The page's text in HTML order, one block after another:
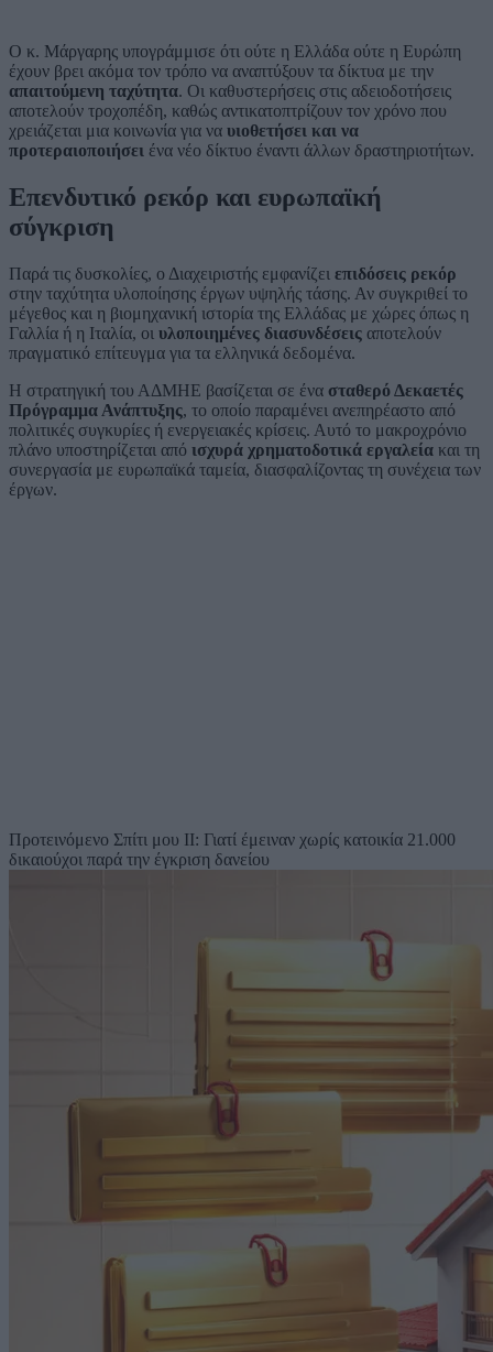
Ο κ. Μάργαρης υπογράμμισε ότι ούτε η Ελλάδα ούτε η Ευρώπη
έχουν βρει ακόμα τον τρόπο να αναπτύξουν τα δίκτυα με την
απαιτούμενη ταχύτητα. Οι καθυστερήσεις στις αδειοδοτήσεις
αποτελούν τροχοπέδη, καθώς αντικατοπτρίζουν τον χρόνο που
χρειάζεται μια κοινωνία για να υιοθετήσει και να
προτεραιοποιήσει ένα νέο δίκτυο έναντι άλλων δραστηριοτήτων.
Επενδυτικό ρεκόρ και ευρωπαϊκή
σύγκριση
Παρά τις δυσκολίες, ο Διαχειριστής εμφανίζει επιδόσεις ρεκόρ
στην ταχύτητα υλοποίησης έργων υψηλής τάσης. Αν συγκριθεί το
μέγεθος και η βιομηχανική ιστορία της Ελλάδας με χώρες όπως η
Γαλλία ή η Ιταλία, οι υλοποιημένες διασυνδέσεις αποτελούν
πραγματικό επίτευγμα για τα ελληνικά δεδομένα.
Η στρατηγική του ΑΔΜΗΕ βασίζεται σε ένα σταθερό Δεκαετές
Πρόγραμμα Ανάπτυξης, το οποίο παραμένει ανεπηρέαστο από
πολιτικές συγκυρίες ή ενεργειακές κρίσεις. Αυτό το μακροχρόνιο
πλάνο υποστηρίζεται από ισχυρά χρηματοδοτικά εργαλεία και τη
συνεργασία με ευρωπαϊκά ταμεία, διασφαλίζοντας τη συνέχεια των
έργων.
Προτεινόμενο Σπίτι μου ΙΙ: Γιατί έμειναν χωρίς κατοικία 21.000
δικαιούχοι παρά την έγκριση δανείου